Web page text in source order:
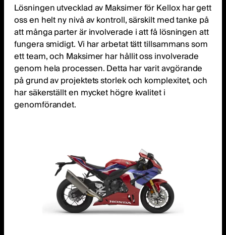
Lösningen utvecklad av Maksimer för Kellox har gett
oss en helt ny nivå av kontroll, särskilt med tanke på
att många parter är involverade i att få lösningen att
fungera smidigt. Vi har arbetat tätt tillsammans som
ett team, och Maksimer har hållit oss involverade
genom hela processen. Detta har varit avgörande
på grund av projektets storlek och komplexitet, och
har säkerställt en mycket högre kvalitet i
genomförandet.